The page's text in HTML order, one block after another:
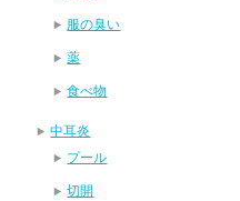
服の臭い
薬
食べ物
中耳炎
プール
切開